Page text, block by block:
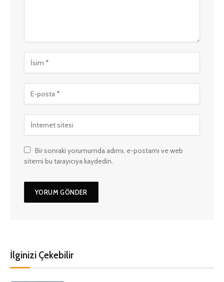
Bir sonraki yorumumda adımı, e-postamı ve web
sitemi bu tarayıcıya kaydedin.
İlginizi Çekebilir